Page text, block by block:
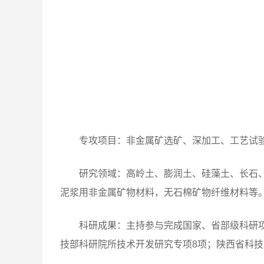
专攻项目：非金属矿选矿、深加工、工艺
研究领域：高岭土、膨润土、硅藻土、长石
泥浆用非金属矿物材料，无石棉矿物纤维材料等
科研成果：主持参与完成国家、省部级科研
技部科研院所技术开发研究专项8项；陕西省科